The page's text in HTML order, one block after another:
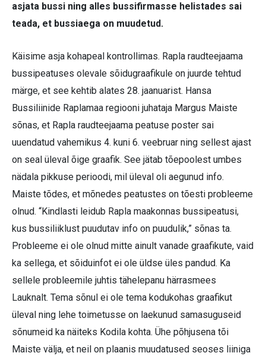
asjata bussi ning alles bussifirmasse helistades sai
teada, et bussiaega on muudetud.
Käisime asja kohapeal kontrollimas. Rapla raudteejaama
bussipeatuses olevale sõidugraafikule on juurde tehtud
märge, et see kehtib alates 28. jaanuarist. Hansa
Bussiliinide Raplamaa regiooni juhataja Margus Maiste
sõnas, et Rapla raudteejaama peatuse poster sai
uuendatud vahemikus 4. kuni 6. veebruar ning sellest ajast
on seal üleval õige graafik. See jätab tõepoolest umbes
nädala pikkuse perioodi, mil üleval oli aegunud info.
Maiste tõdes, et mõnedes peatustes on tõesti probleeme
olnud. “Kindlasti leidub Rapla maakonnas bussipeatusi,
kus bussiliiklust puudutav info on puudulik,” sõnas ta.
Probleeme ei ole olnud mitte ainult vanade graafikute, vaid
ka sellega, et sõiduinfot ei ole üldse üles pandud. Ka
sellele probleemile juhtis tähelepanu härrasmees
Lauknalt. Tema sõnul ei ole tema kodukohas graafikut
üleval ning lehe toimetusse on laekunud samasuguseid
sõnumeid ka näiteks Kodila kohta. Ühe põhjusena tõi
Maiste välja, et neil on plaanis muudatused seoses liiniga